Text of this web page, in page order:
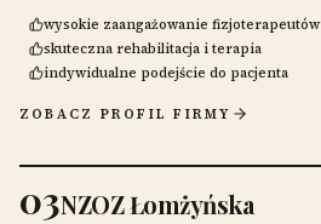
wysokie zaangażowanie fizjoterapeutów
skuteczna rehabilitacja i terapia
indywidualne podejście do pacjenta
ZOBACZ PROFIL FIRMY
03NZOZ Łomżyńska